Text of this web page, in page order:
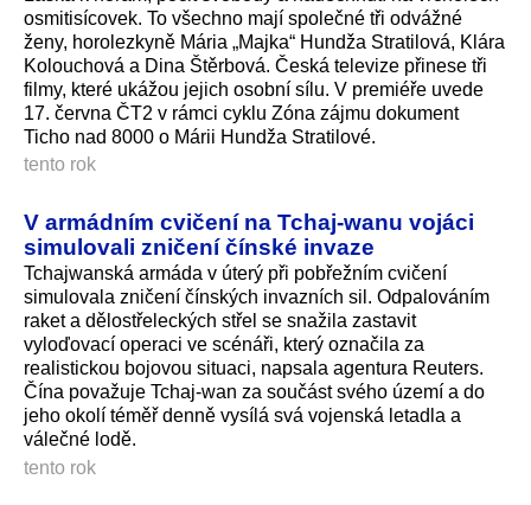
osmitisícovek. To všechno mají společné tři odvážné
ženy, horolezkyně Mária „Majka“ Hundža Stratilová, Klára
Kolouchová a Dina Štěrbová. Česká televize přinese tři
filmy, které ukážou jejich osobní sílu. V premiéře uvede
17. června ČT2 v rámci cyklu Zóna zájmu dokument
Ticho nad 8000 o Márii Hundža Stratilové.
tento rok
V armádním cvičení na Tchaj-wanu vojáci
simulovali zničení čínské invaze
Tchajwanská armáda v úterý při pobřežním cvičení
simulovala zničení čínských invazních sil. Odpalováním
raket a dělostřeleckých střel se snažila zastavit
vyloďovací operaci ve scénáři, který označila za
realistickou bojovou situaci, napsala agentura Reuters.
Čína považuje Tchaj-wan za součást svého území a do
jeho okolí téměř denně vysílá svá vojenská letadla a
válečné lodě.
tento rok